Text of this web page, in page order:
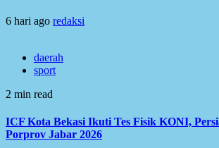
6 hari ago redaksi
daerah
sport
2 min read
ICF Kota Bekasi Ikuti Tes Fisik KONI,
Porprov Jabar 2026